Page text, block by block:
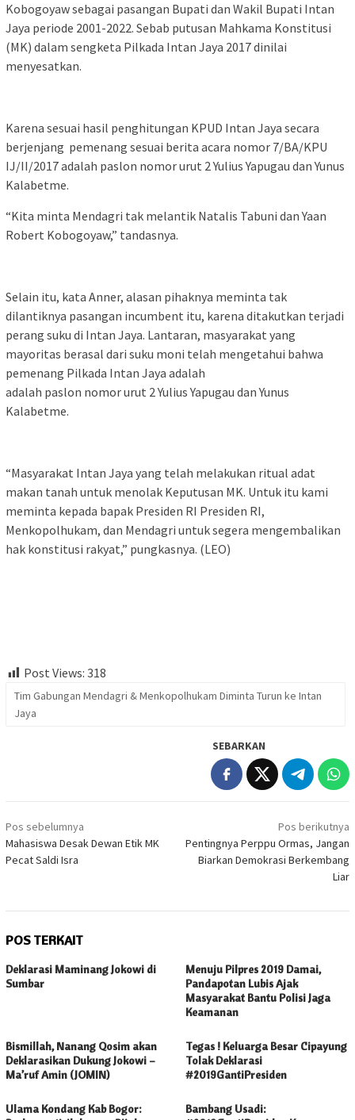
Kobogoyaw sebagai pasangan Bupati dan Wakil Bupati Intan
Jaya periode 2001-2022. Sebab putusan Mahkama Konstitusi
(MK) dalam sengketa Pilkada Intan Jaya 2017 dinilai
menyesatkan.
Karena sesuai hasil penghitungan KPUD Intan Jaya secara
berjenjang pemenang sesuai berita acara nomor 7/BA/KPU
IJ/II/2017 adalah paslon nomor urut 2 Yulius Yapugau dan Yunus
Kalabetme.
“Kita minta Mendagri tak melantik Natalis Tabuni dan Yaan
Robert Kobogoyaw,” tandasnya.
Selain itu, kata Anner, alasan pihaknya meminta tak
dilantiknya pasangan incumbent itu, karena ditakutkan terjadi
perang suku di Intan Jaya. Lantaran, masyarakat yang
mayoritas berasal dari suku moni telah mengetahui bahwa
pemenang Pilkada Intan Jaya adalah
adalah paslon nomor urut 2 Yulius Yapugau dan Yunus
Kalabetme.
“Masyarakat Intan Jaya yang telah melakukan ritual adat
makan tanah untuk menolak Keputusan MK. Untuk itu kami
meminta kepada bapak Presiden RI Presiden RI,
Menkopolhukam, dan Mendagri untuk segera mengembalikan
hak konstitusi rakyat,” pungkasnya. (LEO)
Post Views: 318
Tim Gabungan Mendagri & Menkopolhukam Diminta Turun ke Intan
Jaya
SEBARKAN
Navigasi
pos
Pos sebelumnya
Mahasiswa Desak Dewan Etik MK
Pecat Saldi Isra
Pos berikutnya
Pentingnya Perppu Ormas, Jangan
Biarkan Demokrasi Berkembang
Liar
POS TERKAIT
Deklarasi Maminang Jokowi di
Sumbar
Menuju Pilpres 2019 Damai,
Pandapotan Lubis Ajak
Masyarakat Bantu Polisi Jaga
Keamanan
Bismillah, Nanang Qosim akan
Deklarasikan Dukung Jokowi –
Ma’ruf Amin (JOMIN)
Tegas ! Keluarga Besar Cipayung
Tolak Deklarasi
#2019GantiPresiden
Ulama Kondang Kab Bogor:
Bambang Usadi: